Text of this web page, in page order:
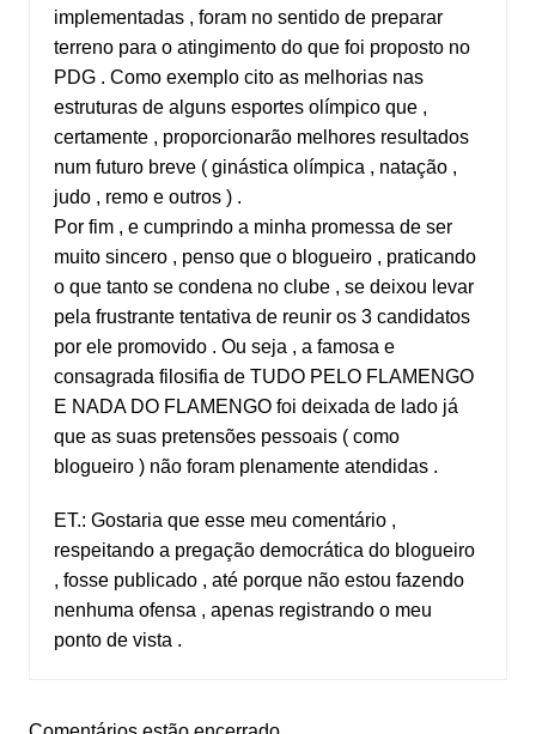
implementadas , foram no sentido de preparar
terreno para o atingimento do que foi proposto no
PDG . Como exemplo cito as melhorias nas
estruturas de alguns esportes olímpico que ,
certamente , proporcionarão melhores resultados
num futuro breve ( ginástica olímpica , natação ,
judo , remo e outros ) .
Por fim , e cumprindo a minha promessa de ser
muito sincero , penso que o blogueiro , praticando
o que tanto se condena no clube , se deixou levar
pela frustrante tentativa de reunir os 3 candidatos
por ele promovido . Ou seja , a famosa e
consagrada filosifia de TUDO PELO FLAMENGO
E NADA DO FLAMENGO foi deixada de lado já
que as suas pretensões pessoais ( como
blogueiro ) não foram plenamente atendidas .
ET.: Gostaria que esse meu comentário ,
respeitando a pregação democrática do blogueiro
, fosse publicado , até porque não estou fazendo
nenhuma ofensa , apenas registrando o meu
ponto de vista .